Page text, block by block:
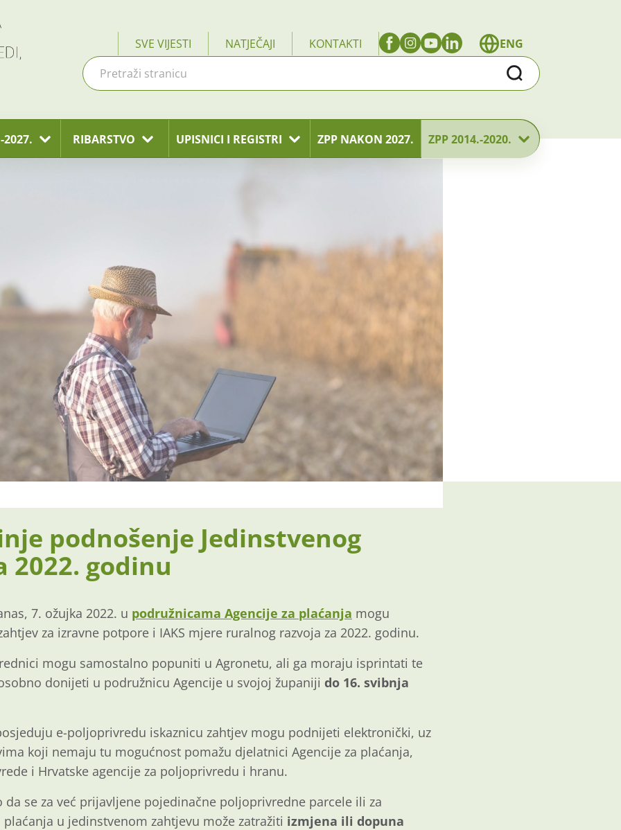
SVE VIJESTI NATJEČAJI KONTAKTI
ENG
Traži
2027. RIBARSTVO UPISNICI I REGISTRI ZPP NAKON 2027. ZPP 2014.-2020.
podnošenje Jedinstvenog
2022. godinu
7. ožujka 2022. u podružnicama Agencije za plaćanja mogu
za izravne potpore i IAKS mjere ruralnog razvoja za 2022. godinu.
mogu samostalno popuniti u Agronetu, ali ga moraju isprintati te
donijeti u podružnicu Agencije u svojoj županiji do 16. svibnja
e-poljoprivredu iskaznicu zahtjev mogu podnijeti elektronički, uz
koji nemaju tu mogućnost pomažu djelatnici Agencije za plaćanja,
i Hrvatske agencije za poljoprivredu i hranu.
da se za već prijavljene pojedinačne poljoprivredne parcele ili za
u jedinstvenom zahtjevu može zatražiti izmjena ili dopuna